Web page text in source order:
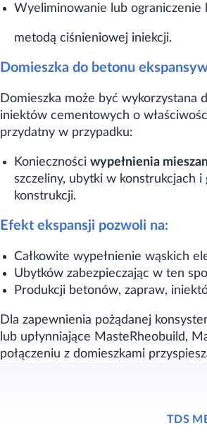
Wyeliminowanie lub ograniczenie
metodą ciśnieniowej iniekcji.
Domieszka do betonu
Domieszka może być wykorzystana
iniektów cementowych o
przydatny w przypadku:
Koniecznościwypełnienia
szczeliny, ubytki w konstrukcjach
konstrukcji.
Efekt ekspansji pozwoli na:
Całkowite wypełnienie wąskich
Ubytków zabezpieczając w ten
Produkcji betonów, zapraw,
Dla zapewnienia pożądanej
lub upłynniające MasteRheobuild,
połączeniu z domieszkami
TDS